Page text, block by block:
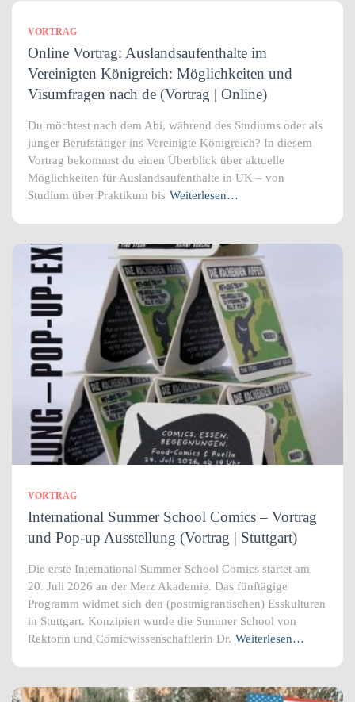
VORTRAG
Online Vortrag: Auslandsaufenthalte im
Vereinigten Königreich: Möglichkeiten und
Visumfragen nach de (Vortrag | Online)
Du möchtest nach dem Abi, während des Studiums oder als
junger Berufstätiger ins Vereinigte Königreich? In diesem
Vortrag bekommst du einen Überblick über aktuelle
Möglichkeiten für Auslandsaufenthalte in UK – von
Studium über Praktikum bis Weiterlesen…
VORTRAG
International Summer School Comics – Vortrag
und Pop-up Ausstellung (Vortrag | Stuttgart)
Die erste International Summer School Comics startet am
20. Juli 2026 an der Merz Akademie. Das fünftägige
Programm widmet sich den (postmigrantischen) Esskulturen
in Stuttgart. Konzipiert wurde die Summer School von
Rektorin und Comicwissenschaftlerin Dr. Weiterlesen…